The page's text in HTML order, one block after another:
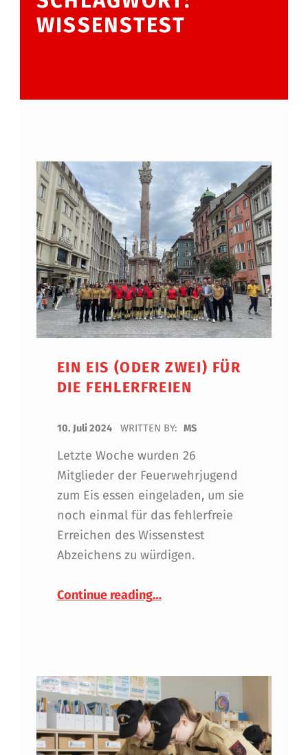
WISSENSTEST
EIN EIS (ODER ZWEI) FÜR
DIE FEHLERFREIEN
10. Juli 2024 WRITTEN BY: MS
Letzte Woche wurden 26
Mitglieder der Feuerwehrjugend
zum Eis essen eingeladen, um sie
noch einmal für das fehlerfreie
Erreichen des Wissenstest
Abzeichens zu würdigen.
Continue reading…